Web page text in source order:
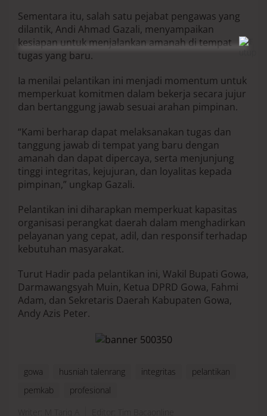
Sementara itu, salah satu pejabat pengawas yang
dilantik, Andi Ahmad Gazali, menyampaikan
kesiapan untuk menjalankan amanah di tempat
tugas yang baru.
Ia menilai pelantikan ini menjadi momentum untuk
memperkuat komitmen dalam bekerja secara jujur
dan bertanggung jawab sesuai arahan pimpinan.
“Kami berharap dapat melaksanakan tugas dan
tanggung jawab di tempat yang baru dengan
amanah dan dapat dipercaya, serta menjunjung
tinggi integritas, kejujuran, dan loyalitas kepada
pimpinan,” ungkap Gazali.
Pelantikan ini diharapkan memperkuat kapasitas
organisasi perangkat daerah dalam menghadirkan
pelayanan yang cepat, adil, dan responsif terhadap
kebutuhan masyarakat.
Turut Hadir pada pelantikan ini, Wakil Bupati Gowa,
Darmawangsyah Muin, Ketua DPRD Gowa, Fahmi
Adam, dan Sekretaris Daerah Kabupaten Gowa,
Andy Azis Peter.
gowa husniah talenrang integritas
pelantikan
pemkab
profesional